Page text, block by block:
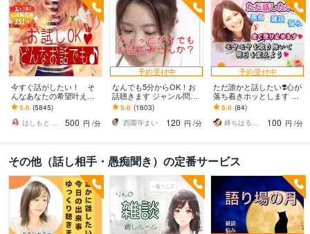
今すぐ話がしたい！ そ
んなあなたの希望叶えま
す 今日あったことから深
刻な悩みまで☆何でも打
ち明けてください。
5.0 (5845)
はしもと ゆっこ♡救急こころの相談室
500 円 /分
予約受付中
なんでも5分からOK！お
話聴きます ジャンル問わ
ずただちょっとだけ誰か
と話したい人待ってます♪
5.0 (1603)
西園寺まい
120 円 /分
予約受付中
ただ誰かと話したい❣️心が
落ち着きホッとします い
ますぐ話す/雑談/愚痴/何で
も/結婚/恋愛/悩み/繊細
5.0 (84)
柊ちはる❤️主婦のお悩み相談Room❤️
100 円 /分
その他（話し相手・愚痴聞き）の定番サービス